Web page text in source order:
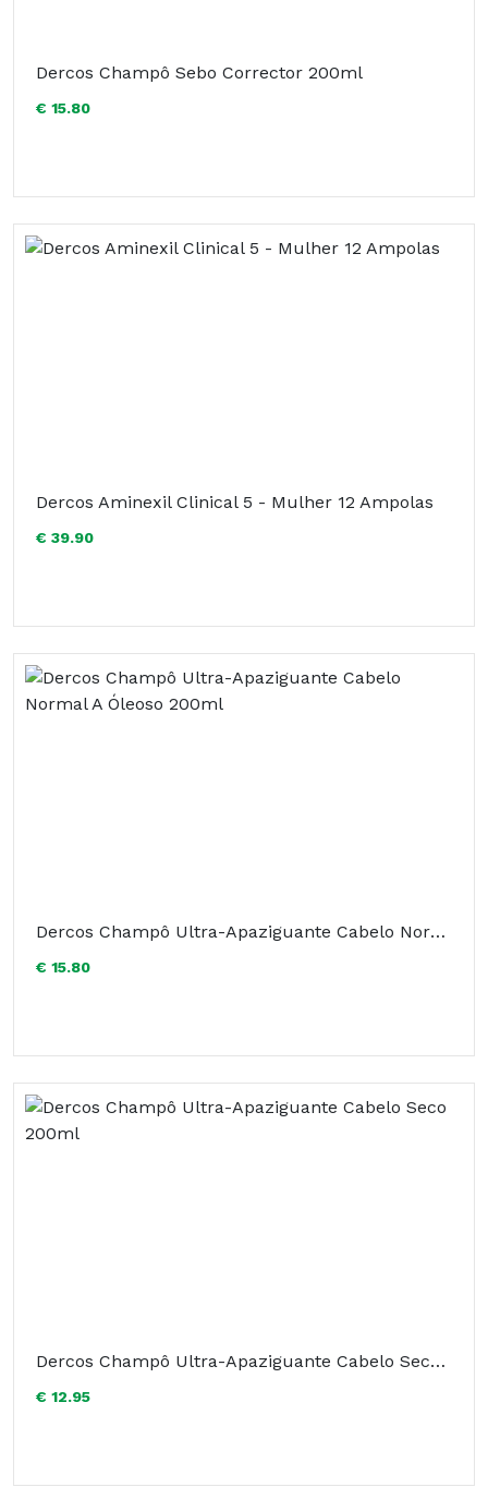
Dercos Champô Sebo Corrector 200ml
€ 15.80
Dercos Aminexil Clinical 5 - Mulher 12 Ampolas
€ 39.90
Dercos Champô Ultra-Apaziguante Cabelo Normal A Óleoso 200ml
€ 15.80
Dercos Champô Ultra-Apaziguante Cabelo Seco 200ml
€ 12.95